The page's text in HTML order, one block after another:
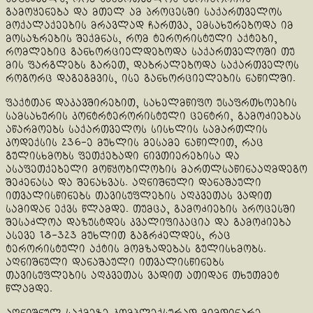
გამოყენება და მთელ ამ პროცესში საქართველოს
მოქალაქეების მრავლად ჩართვა, ემსახურებოდა იმ
მოსაზრების შექმნას, რომ ტერორისტული აქტები,
რომლებიც განხორციელდებოდა საქართველოში თუ
მის ფარგლებს გარეთ, დაბრალებოდა საქართველოს
როგორც დაგეგმვის, ისე განხორციელების ნაწილში.
ფაქტთან დაკავშირებით, სახელმწიფო უსაფრთხოების
სამსახურის კონტრტერორისტული ცენტრი, გამოძიებას
აწარმოებს საქართველოს სისხლის სამართლის
კოდექსის 236-ე მუხლის მესამე ნაწილით, რაც
გულისხმობს ფეთქებადი ნივთიერებისა და
ასაფეთქებელი მოწყობილობის მართლსაწინააღმდეგო
შეძენასა და შენახვას. აღნიშნული დანაშაული
ითვალისწინებს თავისუფლების აღკვეთას ვადით
სამიდან ექვს წლამდე. თუმცა, გამოძიების პროცესში
შესაძლოა დაზუსტდეს კვალიფიკაცია და გამოძიება
ასევე 18-323 მუხლით გაგრძელდეს, რაც
ტერორისტული აქტის მომზადებას გულისხმობს.
აღნიშნული დანაშაული ითვალისწინებს
თავისუფლების აღკვეთას ვადით ათიდან თხუთმეტ
წლამდე.